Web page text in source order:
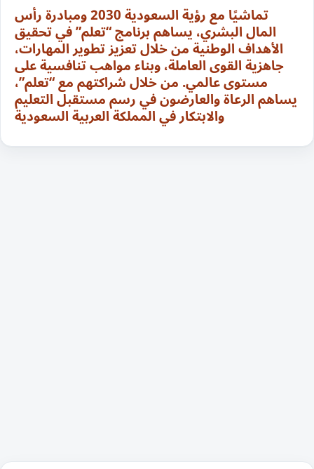
تماشيًا مع رؤية السعودية 2030 ومبادرة رأس
المال البشري، يساهم برنامج “تعلم” في تحقيق
الأهداف الوطنية من خلال تعزيز تطوير المهارات،
جاهزية القوى العاملة، وبناء مواهب تنافسية على
مستوى عالمي. من خلال شراكتهم مع “تعلم”،
يساهم الرعاة والعارضون في رسم مستقبل التعليم
والابتكار في المملكة العربية السعودية